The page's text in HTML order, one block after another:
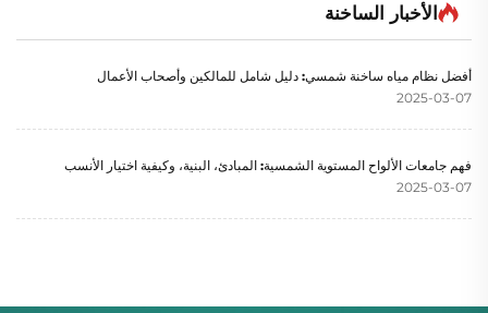
الأخبار الساخنة
أفضل نظام مياه ساخنة شمسي: دليل شامل للمالكين وأصحاب الأعمال
2025-03-07
فهم جامعات الألواح المستوية الشمسية: المبادئ، البنية، وكيفية اختيار الأنسب
2025-03-07